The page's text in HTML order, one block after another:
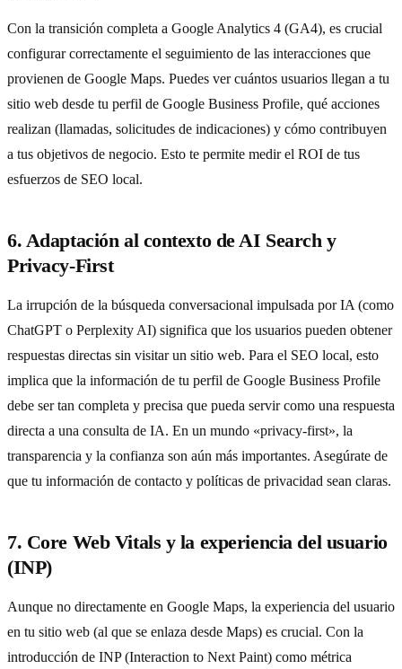
Con la transición completa a Google Analytics 4 (GA4), es crucial
configurar correctamente el seguimiento de las interacciones que
provienen de Google Maps. Puedes ver cuántos usuarios llegan a tu
sitio web desde tu perfil de Google Business Profile, qué acciones
realizan (llamadas, solicitudes de indicaciones) y cómo contribuyen
a tus objetivos de negocio. Esto te permite medir el ROI de tus
esfuerzos de SEO local.
6. Adaptación al contexto de AI Search y
Privacy-First
La irrupción de la búsqueda conversacional impulsada por IA (como
ChatGPT o Perplexity AI) significa que los usuarios pueden obtener
respuestas directas sin visitar un sitio web. Para el SEO local, esto
implica que la información de tu perfil de Google Business Profile
debe ser tan completa y precisa que pueda servir como una respuesta
directa a una consulta de IA. En un mundo «privacy-first», la
transparencia y la confianza son aún más importantes. Asegúrate de
que tu información de contacto y políticas de privacidad sean claras.
7. Core Web Vitals y la experiencia del usuario
(INP)
Aunque no directamente en Google Maps, la experiencia del usuario
en tu sitio web (al que se enlaza desde Maps) es crucial. Con la
introducción de INP (Interaction to Next Paint) como métrica